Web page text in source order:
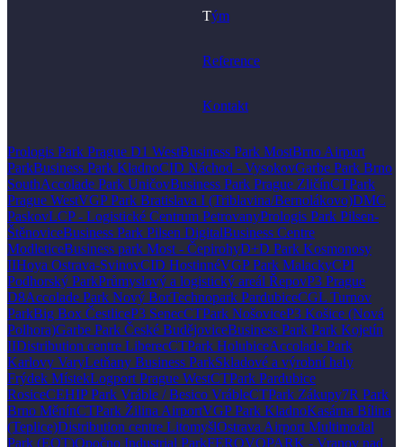
Tým
Reference
Kontakt
Prologis Park Prague D1 WestBusiness Park MostBrno Airport
ParkBusiness Park KladnoCID Náchod - VysokovGarbe Park Brno
SouthAccolade Park UničovBusiness Park Prague ZličínCTPark
Prague WestVGP Park Bratislava I (Triblavina/Bernolákovo)DMC
PaskovLCP - Logistické Centrum PetrovanyPrologis Park Pilsen-
ŠtěnoviceBusiness Park Pilsen DigitalBusiness Centre
ModleticeBusiness park Most - ČepirohyD+D Park Kosmonosy
IIHoya Ostrava-SvinovCID HostinnéVGP Park MalackyCPI
Podhorský ParkPrůmyslový a logistický areál ŘepovP3 Prague
D8Accolade Park Nový BorTechnopark PardubiceCGL Turnov
ParkBig Box ČestliceP3 SenecCTPark NošoviceP3 Košice (Nová
Polhora)Garbe Park České BudějoviceBusiness Park Park Kojetín
IIDistribution centre LiberecCTPark HolubiceAccolade Park
Karlovy VaryLetňany Business ParkSkladové a výrobní haly
Frýdek MístekLogport Prague WestCTPark Pardubice
RosiceCEHIP Park Vráble / Besico VrábleCTPark Zákupy7R Park
Brno MěnínCTPark Žilina AirportVGP Park KladnoKasárna Bílina
(Teplice)Distribution centre LitomyšlOstrava Airport Multimodal
Park (EQT)Opočno Industrial ParkFEROVOPARK - Vranov nad